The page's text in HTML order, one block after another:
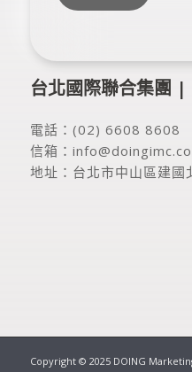
台北國際聯合集團
電話： (02) 6608 8608
信箱：
地址： 台北市中山區建
Copyright © 2025 DOING